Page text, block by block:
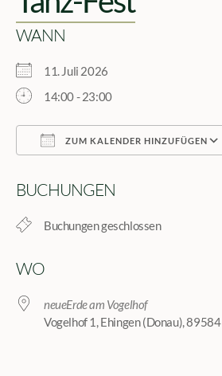
WANN
11. Juli 2026
14:00 - 23:00
ZUM KALENDER HINZUFÜGEN
BUCHUNGEN
Buchungen geschlossen
WO
neueErde am Vogelhof
Vogelhof 1, Ehingen (Donau), 89584